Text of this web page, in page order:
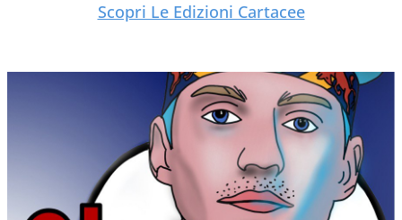
Scopri Le Edizioni Cartacee